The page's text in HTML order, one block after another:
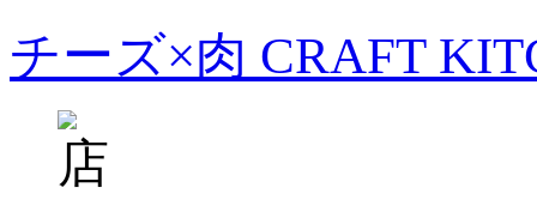
チーズ×肉 CRAFT